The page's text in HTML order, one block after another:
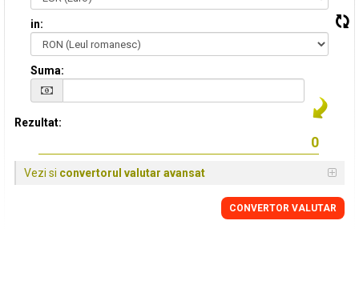
in:
Suma:
Rezultat:
Vezi si convertorul valutar avansat
CONVERTOR VALUTAR